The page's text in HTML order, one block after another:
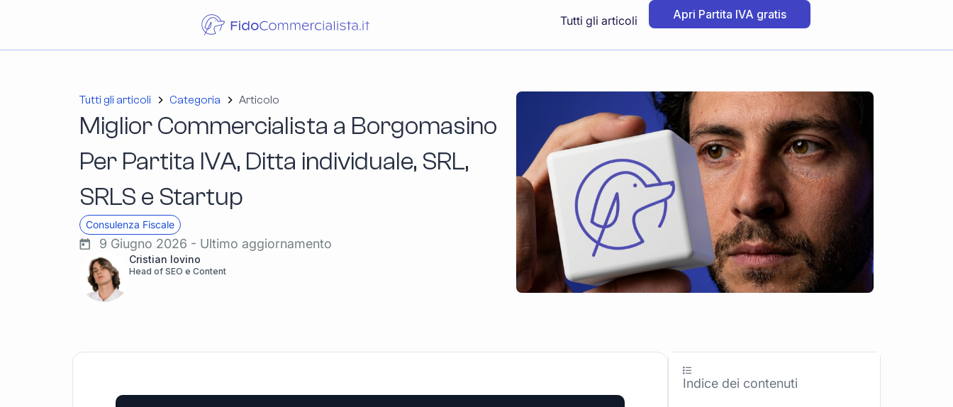
Tutti gli articoli Apri Partita IVA gratis
Tutti gli articoli Categoria Articolo
Miglior Commercialista a Borgomasino
Per Partita IVA, Ditta individuale, SRL,
SRLS e Startup
Consulenza Fiscale
9 Giugno 2026 - Ultimo aggiornamento
Cristian Iovino
Head of SEO e Content
Indice dei contenuti